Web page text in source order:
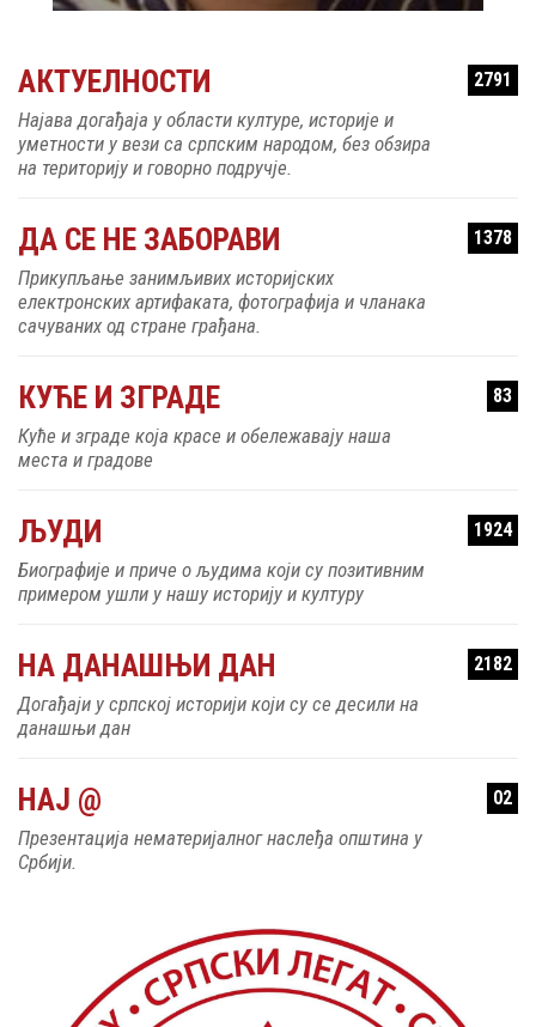
АКТУЕЛНОСТИ 2791
Најава догађаја у области културе, историје и
уметности у вези са српским народом, без обзира
на територију и говорно подручје.
ДА СЕ НЕ ЗАБОРАВИ 1378
Прикупљање занимљивих историјских
електронских артифаката, фотографија и чланака
сачуваних од стране грађана.
КУЋЕ И ЗГРАДЕ 83
Куће и зграде која красе и обележавају наша
места и градове
ЉУДИ 1924
Биографије и приче о људима који су позитивним
примером ушли у нашу историју и културу
НА ДАНАШЊИ ДАН 2182
Догађаји у српској историји који су се десили на
данашњи дан
НАЈ @ 02
Презентација нематеријалног наслеђа општина у
Србији.